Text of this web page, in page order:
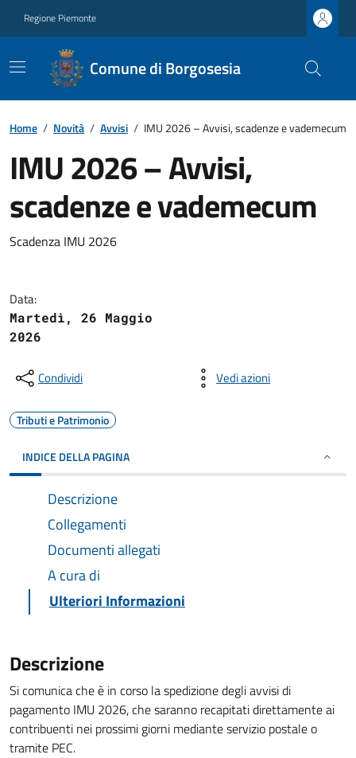
Regione Piemonte
Comune di Borgosesia
Home / Novità / Avvisi / IMU 2026 – Avvisi, scadenze e vademecum
IMU 2026 – Avvisi,
scadenze e vademecum
Scadenza IMU 2026
Data:
Martedì, 26 Maggio
2026
Condividi Vedi azioni
Tributi e Patrimonio
INDICE DELLA PAGINA
Descrizione
Collegamenti
Documenti allegati
A cura di
Ulteriori Informazioni
Descrizione
Si comunica che è in corso la spedizione degli avvisi di
pagamento IMU 2026, che saranno recapitati direttamente ai
contribuenti nei prossimi giorni mediante servizio postale o
tramite PEC.